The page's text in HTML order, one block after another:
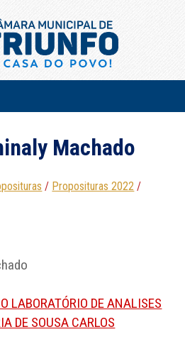
Machado
/ Proposituras 2022 /
LABORATÓRIO DE ANALISES
DE SOUSA CARLOS